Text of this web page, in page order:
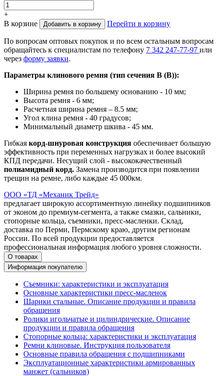
+
В корзине
Добавить в корзину Перейти в корзину
По вопросам оптовых покупок и по всем остальным вопросам
обращайтесь к специалистам по телефону 7 342 247-77-97 или
через форму заявки.
Параметры клинового ремня (тип сечения B (В)):
Ширина ремня по большему основанию - 10 мм;
Высота ремня - 6 мм;
Расчетная ширина ремня – 8.5 мм;
Угол клина ремня - 40 градусов;
Минимальный диаметр шкива - 45 мм.
Гибкая корд-шнуровая конструкция обеспечивает большую
эффективность при переменных нагрузках и более высокий
КПД передачи. Несущий слой - высококачественный
полиамидный корд. Замена производится при появлении
трещин на ремне, либо каждые 45 000км.
ООО «ТД «Механик Трейд»
предлагает широкую ассортиментную линейку подшипников
от эконом до премиум-сегмента, а также смазки, сальники,
стопорные кольца, съемники, пресс-масленки. Склад,
доставка по Перми, Пермскому краю, другим регионам
России. По всей продукции предоставляется
профессиональная информация любого уровня сложности.
О товарах
Информация покупателю
Съемники: характеристики и эксплуатация
Основные характеристики пресс‑масленок
Шарики стальные. Описание продукции и правила
обращения
Ролики игольчатые и цилиндрические. Описание
продукции и правила обращения
Стопорные кольца: характеристики и эксплуатация
Ремни клиновые. Инструкция пользователя
Основные правила обращения с подшипниками
Эксплуатационные характеристики армированных
манжет (сальников)